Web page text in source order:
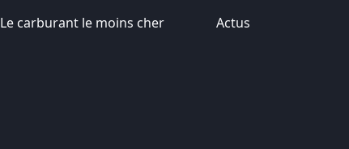
Le carburant le moins cher Actus